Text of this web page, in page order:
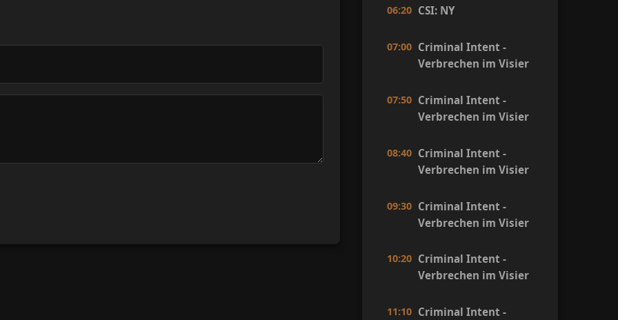
06:20 CSI: NY
07:00 Criminal Intent -
Verbrechen im Visier
07:50 Criminal Intent -
Verbrechen im Visier
08:40 Criminal Intent -
Verbrechen im Visier
09:30 Criminal Intent -
Verbrechen im Visier
10:20 Criminal Intent -
Verbrechen im Visier
11:10 Criminal Intent -